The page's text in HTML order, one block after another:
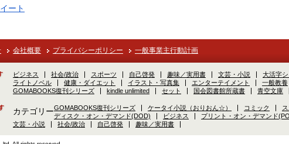
ート
会社概要 プライバシーポリシー 一般事業主行動計画
ビジネス 社会/政治 スポーツ 自己啓発 趣味／実用書 文芸・小説 大活字
ライトノベル
健康・ダイエット イラスト・写真集 エンターテイメント 一般教養
GOMABOOKS復刊シリーズ
kindle unlimited セット 国会図書館所蔵書 青空文庫
カテゴリーGOMABOOKS復刊シリーズ ケータイ小説（おりおん☆） コミック
ディスク・オン・デマンド(DOD)
ビジネス プリント・オン・デマンド
文芸・小説
社会/政治 自己啓発 趣味／実用書